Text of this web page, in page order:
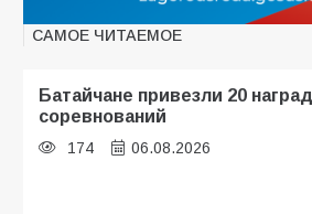
САМОЕ ЧИТАЕМОЕ
Батайчане привезли 20
соревнований
174 06.08.2026